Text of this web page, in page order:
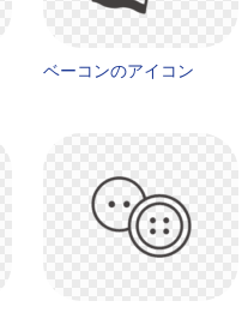
ベーコンのアイコン